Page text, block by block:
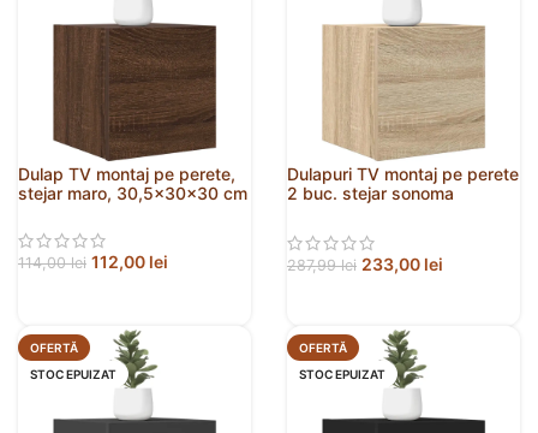
Dulap TV montaj pe perete,
stejar maro, 30,5x30x30 cm
114,00lei 112,00 lei
Dulapuri TV montaj pe perete
2 buc. stejar sonoma
287,99lei 233,00 lei
OFERTĂ
STOC EPUIZAT
OFERTĂ
STOC EPUIZAT